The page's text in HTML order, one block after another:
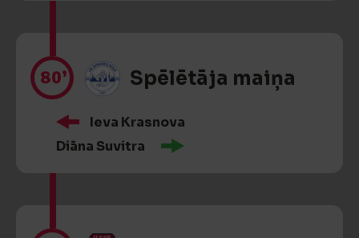
80’ Spēlētāja maiņa
Ieva Krasnova
Diāna Suvitra